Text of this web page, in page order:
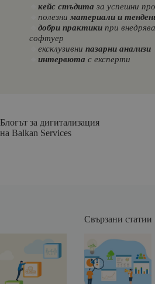
кейс стъдита за успешни
полезни материали и
добри практики при
софтуер
ексклузивни пазарни анализи
интервюта с експерти
Блогът за дигитализация
на Balkan Services
Свързани статии